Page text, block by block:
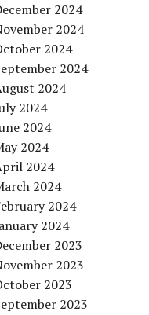
2024
2024
2024
2024
2024
2024
2024
2024
2024
2024
2024
2024
2023
2023
2023
2023